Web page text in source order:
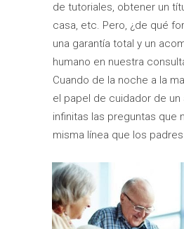
de tutoriales, obtener un
casa, etc. Pero, ¿de qué
una garantía total y un
humano en nuestra
Cuando de la noche a la
el papel de cuidador de un
infinitas las preguntas que
misma línea que los